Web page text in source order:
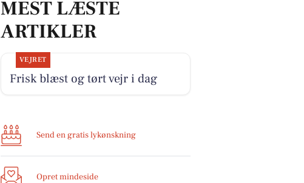
MEST LÆSTE
ARTIKLER
VEJRET
Frisk blæst og tørt vejr i dag
Send en gratis lykønskning
Opret mindeside